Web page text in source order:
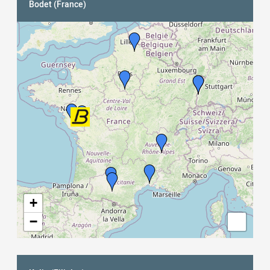
Bodet (France)
+
−